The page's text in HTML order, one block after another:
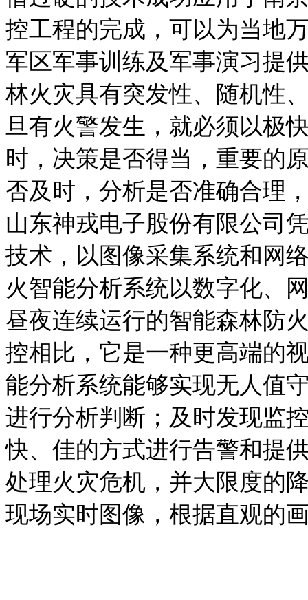
控工程的完成，可以为当地
军区军事训练及军事演习提
林火灾具有突发性、随机性
旦有火警发生，就必须以极
时，决策是否得当，重要的
否及时，分析是否准确合理
山东神戎电子股份有限公司
技术，以图像采集系统和网
火智能分析系统以数字化、
昼夜连续运行的智能森林防
控相比，它是一种更高端的
能分析系统能够实现无人值
进行分析判断；及时发现监
快、佳的方式进行告警和提
处理火灾危机，并大限度的
现场实时图像，根据直观的